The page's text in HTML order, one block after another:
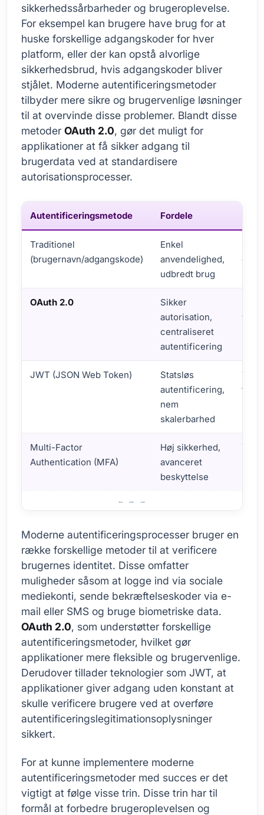
sikkerhedssårbarheder og brugeroplevelse.
For eksempel kan brugere have brug for at
huske forskellige adgangskoder for hver
platform, eller der kan opstå alvorlige
sikkerhedsbrud, hvis adgangskoder bliver
stjålet. Moderne autentificeringsmetoder
tilbyder mere sikre og brugervenlige løsninger
til at overvinde disse problemer. Blandt disse
metoder OAuth 2.0, gør det muligt for
applikationer at få sikker adgang til
brugerdata ved at standardisere
autorisationsprocesser.
Autentificeringsmetode Fordele
Traditionel
(brugernavn/adgangskode)
Enkel
anvendelighed,
udbredt brug
OAuth 2.0
Sikker
autorisation,
centraliseret
autentificering
JWT (JSON Web Token)
Statsløs
autentificering,
nem
skalerbarhed
Multi-Factor
Authentication (MFA)
Høj sikkerhed,
avanceret
beskyttelse
Moderne autentificeringsprocesser bruger en
række forskellige metoder til at verificere
brugernes identitet. Disse omfatter
muligheder såsom at logge ind via sociale
mediekonti, sende bekræftelseskoder via e-
mail eller SMS og bruge biometriske data.
OAuth 2.0, som understøtter forskellige
autentificeringsmetoder, hvilket gør
applikationer mere fleksible og brugervenlige.
Derudover tillader teknologier som JWT, at
applikationer giver adgang uden konstant at
skulle verificere brugere ved at overføre
autentificeringslegitimationsoplysninger
sikkert.
For at kunne implementere moderne
autentificeringsmetoder med succes er det
vigtigt at følge visse trin. Disse trin har til
formål at forbedre brugeroplevelsen og